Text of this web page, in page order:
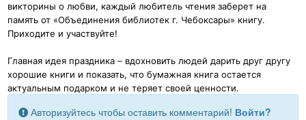
викторины о любви, каждый любитель чтения заберет на
память от «Объединения библиотек г. Чебоксары» книгу.
Приходите и участвуйте!
Главная идея праздника – вдохновить людей дарить друг другу
хорошие книги и показать, что бумажная книга остается
актуальным подарком и не теряет своей ценности.
Авторизуйтесь чтобы оставить комментарий! Войти?